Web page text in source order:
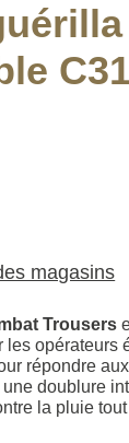
magasins
Trousers
les opérateurs
répondre
doublure
la pluie